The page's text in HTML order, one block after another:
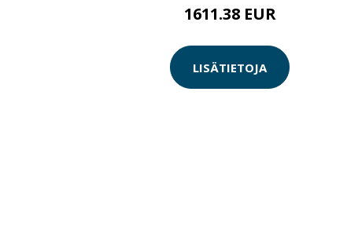
1611.38 EUR
LISÄTIETOJA